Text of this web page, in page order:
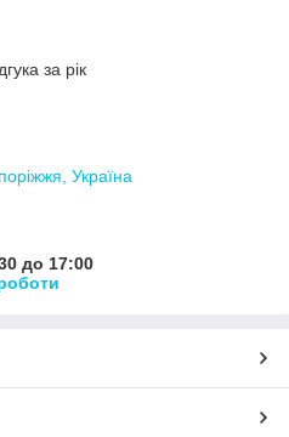
за рік
Україна
до 17:00